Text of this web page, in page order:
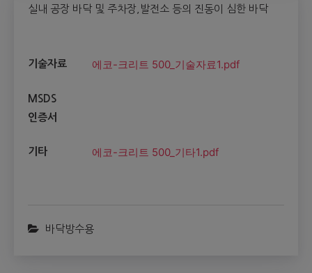
실내 공장 바닥 및 주차장,발전소 등의 진동이 심한 바닥
기술자료 에코-크리트 500_기술자료1.pdf
MSDS
인증서
기타 에코-크리트 500_기타1.pdf
바닥방수용